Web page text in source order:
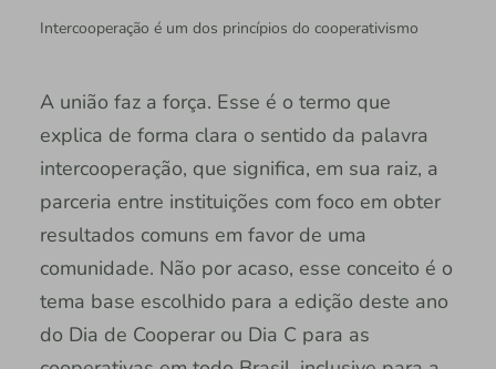
Intercooperação é um dos princípios do cooperativismo
A união faz a força. Esse é o termo que
explica de forma clara o sentido da palavra
intercooperação, que significa, em sua raiz, a
parceria entre instituições com foco em obter
resultados comuns em favor de uma
comunidade. Não por acaso, esse conceito é o
tema base escolhido para a edição deste ano
do Dia de Cooperar ou Dia C para as